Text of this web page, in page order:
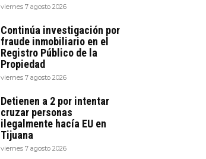
viernes 7 agosto 2026
Continúa investigación por
fraude inmobiliario en el
Registro Público de la
Propiedad
viernes 7 agosto 2026
Detienen a 2 por intentar
cruzar personas
ilegalmente hacía EU en
Tijuana
viernes 7 agosto 2026